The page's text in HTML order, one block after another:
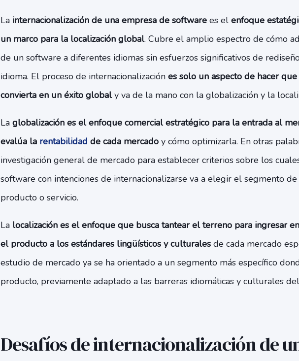
Lainternacionalización de una empresa de softwarees el enfoque
un marco para la localización global. Cubre el amplio espectro de cómo
de un software a diferentes idiomas sin esfuerzos significativos de
idioma. El proceso de internacionalización es solo un aspecto de hacer
convierta en un éxito globaly va de la mano con la globalización y la
La globalización es el enfoque comercial estratégico para la entrada al
evalúa la rentabilidad de cada mercado y cómo optimizarla. En otras
investigación general de mercado para establecer criterios sobre los
software con intenciones de internacionalizarse va a elegir el segmento
producto o servicio.
La localización es el enfoque que busca tantear el terreno para ingresar
el producto a los estándares lingüísticos y culturalesde cada mercado
estudio de mercado ya se ha orientado a un segmento más específico
producto, previamente adaptado a las barreras idiomáticas y culturales
Desafíos de internacionalización de